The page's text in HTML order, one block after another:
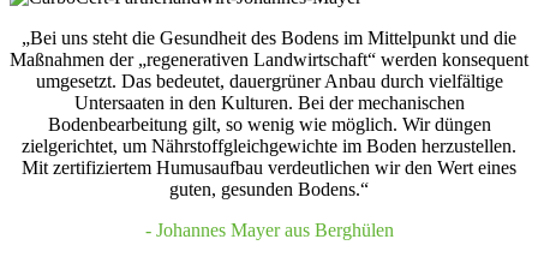
„Bei uns steht die Gesundheit des Bodens im Mittelpunkt und die
Maßnahmen der „regenerativen Landwirtschaft“ werden konsequent
umgesetzt. Das bedeutet, dauergrüner Anbau durch vielfältige
Untersaaten in den Kulturen. Bei der mechanischen
Bodenbearbeitung gilt, so wenig wie möglich. Wir düngen
zielgerichtet, um Nährstoffgleichgewichte im Boden herzustellen.
Mit zertifiziertem Humusaufbau verdeutlichen wir den Wert eines
guten, gesunden Bodens.“
- Johannes Mayer aus Berghülen